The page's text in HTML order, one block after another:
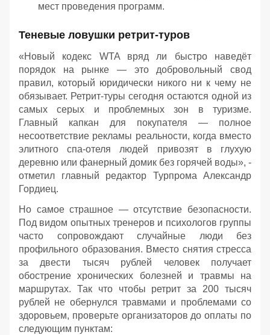
мест проведения программ.
Теневые ловушки ретрит-туров
«Новый кодекс WTA вряд ли быстро наведёт
порядок на рынке — это добровольный свод
правил, который юридически никого ни к чему не
обязывает. Ретрит-туры сегодня остаются одной из
самых серых и проблемных зон в туризме.
Главный капкан для покупателя — полное
несоответствие рекламы реальности, когда вместо
элитного спа-отеля людей привозят в глухую
деревню или фанерный домик без горячей воды», -
отметил главный редактор Турпрома Александр
Гордиец.
Но самое страшное — отсутствие безопасности.
Под видом опытных тренеров и психологов группы
часто сопровождают случайные люди без
профильного образования. Вместо снятия стресса
за двести тысяч рублей человек получает
обострение хронических болезней и травмы на
маршрутах. Так что чтобы ретрит за 200 тысяч
рублей не обернулся травмами и проблемами со
здоровьем, проверьте организаторов до оплаты по
следующим пунктам: